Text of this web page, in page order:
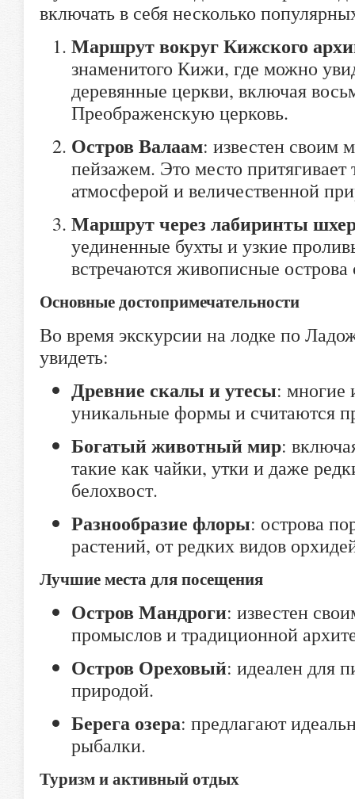
включать в себя несколько
Маршрут вокруг Кижского
знаменитого Кижи, где можно
деревянные церкви, включая
Преображенскую церковь.
Остров Валаам: известен своим
пейзажем. Это место притягивает
атмосферой и величественной
Маршрут через лабиринты
уединенные бухты и узкие
встречаются живописные
Основные достопримечательности
Во время экскурсии на лодке по
увидеть:
Древние скалы и утесы: многие
уникальные формы и считаются
Богатый животный мир:
такие как чайки, утки и даже
белохвост.
Разнообразие флоры: острова
растений, от редких видов
Лучшие места для посещения
Остров Мандроги: известен
промыслов и традиционной
Остров Ореховый: идеален для
природой.
Берега озера: предлагают
рыбалки.
Туризм и активный отдых